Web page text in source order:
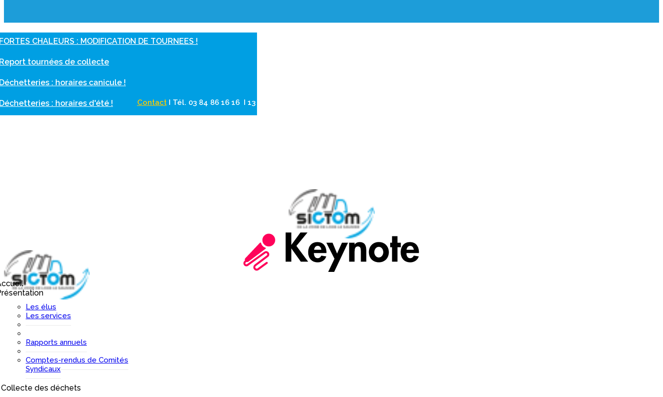
CHALEURS : MODIFICATION DE TOURNEES !
tournées de collecte
: horaires canicule !
: horaires d'été ! ContactI Tél. 03 84 86 16 16 I 13 ZAC des Toupes, 39570 Montmorot
I
Les élus
Les services
Rapports annuels
Comptes-rendus de Comités
Syndicaux
Collecte des déchets